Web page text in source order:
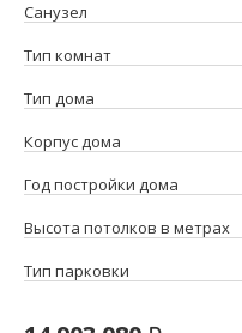
Санузел
Тип комнат
Тип дома
Корпус дома
Год постройки дома
Высота потолков в метрах
Тип парковки